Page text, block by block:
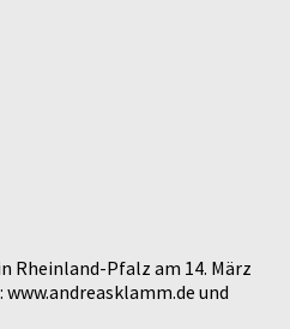
Rheinland-Pfalz am 14. März
und